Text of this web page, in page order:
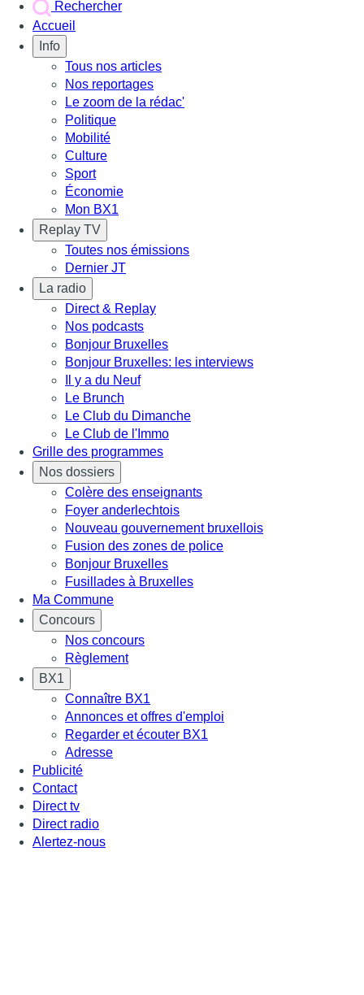
Rechercher
Accueil
Info
Tous nos articles
Nos reportages
Le zoom de la rédac'
Politique
Mobilité
Culture
Sport
Économie
Mon BX1
Replay TV
Toutes nos émissions
Dernier JT
La radio
Direct & Replay
Nos podcasts
Bonjour Bruxelles
Bonjour Bruxelles: les interviews
Il y a du Neuf
Le Brunch
Le Club du Dimanche
Le Club de l'Immo
Grille des programmes
Nos dossiers
Colère des enseignants
Foyer anderlechtois
Nouveau gouvernement bruxellois
Fusion des zones de police
Bonjour Bruxelles
Fusillades à Bruxelles
Ma Commune
Concours
Nos concours
Règlement
BX1
Connaître BX1
Annonces et offres d'emploi
Regarder et écouter BX1
Adresse
Publicité
Contact
Direct tv
Direct radio
Alertez-nous